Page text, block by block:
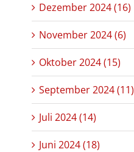
Dezember 2024 (16)
November 2024 (6)
Oktober 2024 (15)
September 2024 (11)
Juli 2024 (14)
Juni 2024 (18)